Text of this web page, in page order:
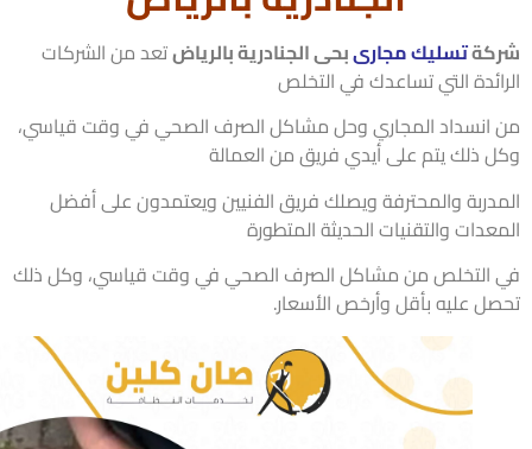
تسليك مجارىبحى الجنادرية بالرياضتعد من الشركات
التي تساعدك في التخلص
المجاري وحل مشاكل الصرف الصحي في وقت قياسي،
ذلك يتم على أيدي فريق من العمالة
والمحترفة ويصلك فريق الفنيين ويعتمدون على أفضل
والتقنيات الحديثة المتطورة
من مشاكل الصرف الصحي في وقت قياسي، وكل ذلك
عليه بأقل وأرخص الأسعار.